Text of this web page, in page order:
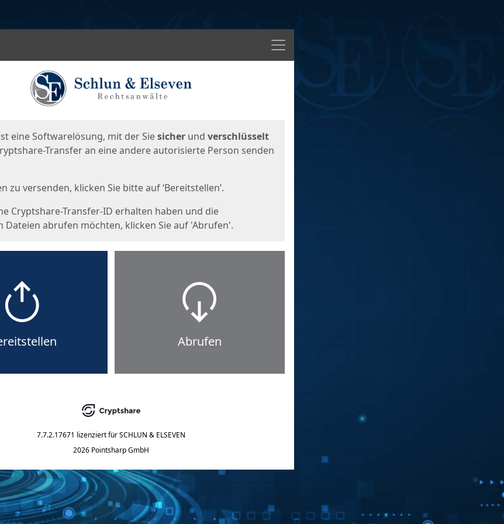
Menü
eine Softwarelösung, mit der Siesicher und verschlüsselt
Transfer an eine andere autorisierte Person senden
zu versenden, klicken Sie bitte auf ‘Bereitstellen’.
Cryptshare-Transfer-ID erhalten haben und die
Dateien abrufen möchten, klicken Sie auf 'Abrufen'.
Abrufen
7.7.2.17671 lizenziert fürSCHLUN & ELSEVEN
2026 Pointsharp GmbH